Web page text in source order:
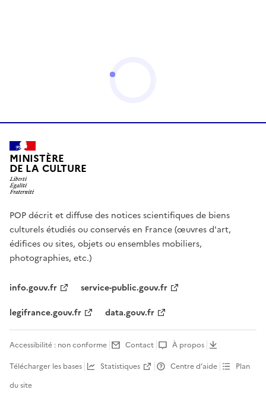
MINISTÈRE
DE LA CULTURE
POP décrit et diffuse des notices scientifiques de biens
culturels étudiés ou conservés en France (œuvres d'art,
édifices ou sites, objets ou ensembles mobiliers,
photographies, etc.)
info.gouv.fr
service-public.gouv.fr
legifrance.gouv.fr
data.gouv.fr
Accessibilité : non conforme Contact
À propos
Télécharger les bases
Statistiques Centre d’aide
Plan
du site